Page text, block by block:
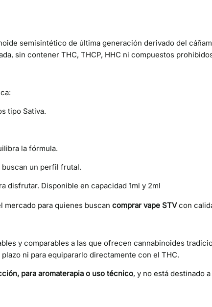
semisintético de última generación derivado del
sin contener THC, THCP, HHC ni compuestos
tipo Sativa.
la fórmula.
un perfil frutal.
disfrutar. Disponible en capacidad 1ml y 2ml
mercado para quienes buscan comprar vape STVcon
y comparables a las que ofrecen cannabinoides
ni para equipararlo directamente con el THC.
para aromaterapia o uso técnico, y no está destinado